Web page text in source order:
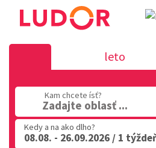
Novinka 28.3.2018
leto
Kam chcete ísť?
Zadajte oblasť ...
Kedy a na ako dlho?
08.08. - 26.09.2026 / 1